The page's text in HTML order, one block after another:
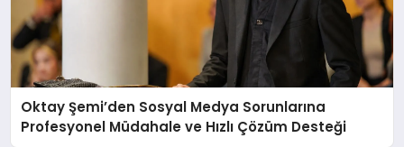
Oktay Şemi’den Sosyal Medya Sorunlarına
Profesyonel Müdahale ve Hızlı Çözüm Desteği